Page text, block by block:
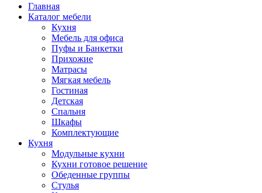
Главная
Каталог мебели
Кухня
Мебель для офиса
Пуфы и Банкетки
Прихожие
Матрасы
Мягкая мебель
Гостиная
Детская
Спальня
Шкафы
Комплектующие
Кухня
Модульные кухни
Кухни готовое решение
Обеденные группы
Стулья